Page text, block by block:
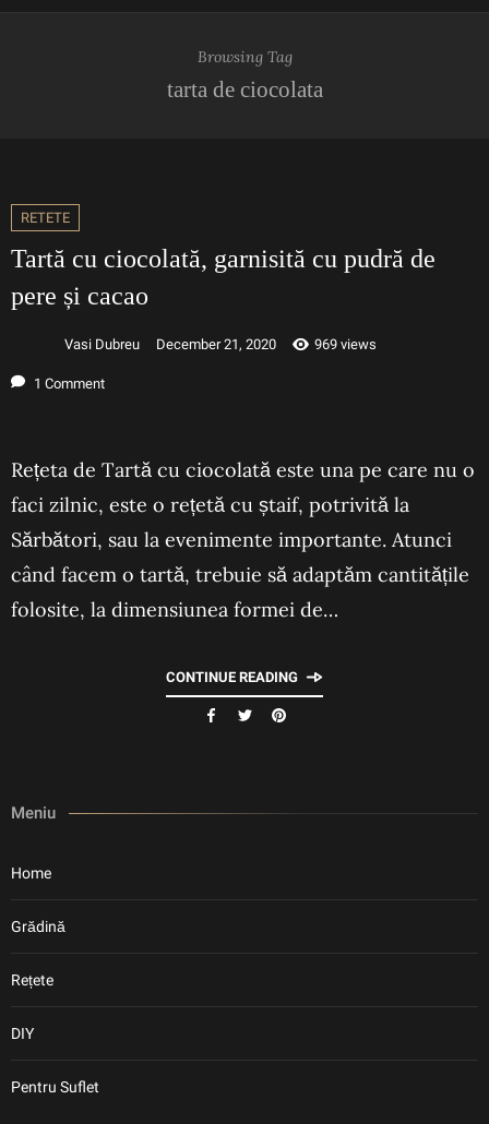
Browsing Tag
tarta de ciocolata
RETETE
Tartă cu ciocolată, garnisită cu pudră de
pere și cacao
Vasi Dubreu December 21, 2020 969 views
1 Comment
Rețeta de Tartă cu ciocolată este una pe care nu o
faci zilnic, este o rețetă cu ștaif, potrivită la
Sărbători, sau la evenimente importante. Atunci
când facem o tartă, trebuie să adaptăm cantitățile
folosite, la dimensiunea formei de…
CONTINUE READING
Meniu
Home
Grădină
Rețete
DIY
Pentru Suflet